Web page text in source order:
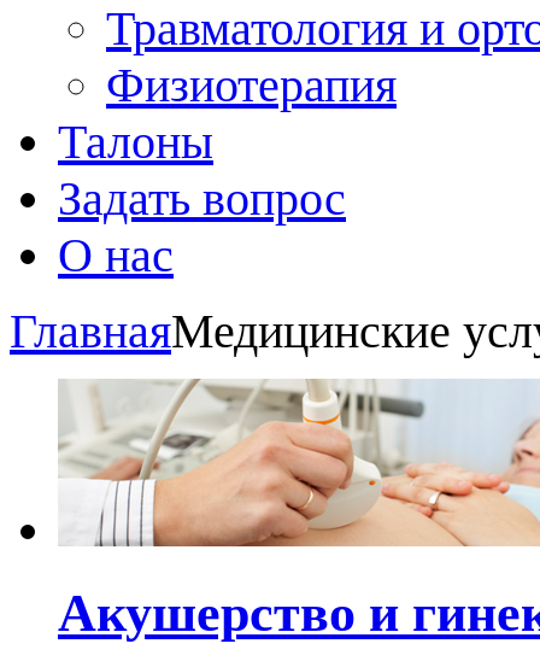
Травматология и
Физиотерапия
Талоны
Задать вопрос
О нас
ГлавнаяМедицинские
Акушерство и